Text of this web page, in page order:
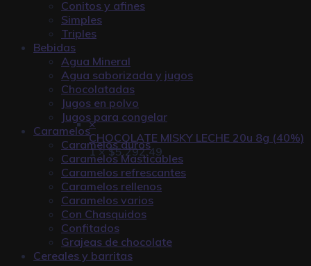
×
CHOCOLATE MISKY LECHE 20u 8g (40%)
1 ×$5.292,49
Conitos y afines
Simples
Triples
Bebidas
Agua Mineral
Agua saborizada y jugos
Chocolatadas
Jugos en polvo
Jugos para congelar
Caramelos
Caramelos duros
Caramelos Masticables
Caramelos refrescantes
Caramelos rellenos
Caramelos varios
Con Chasquidos
Confitados
Grajeas de chocolate
Cereales y barritas